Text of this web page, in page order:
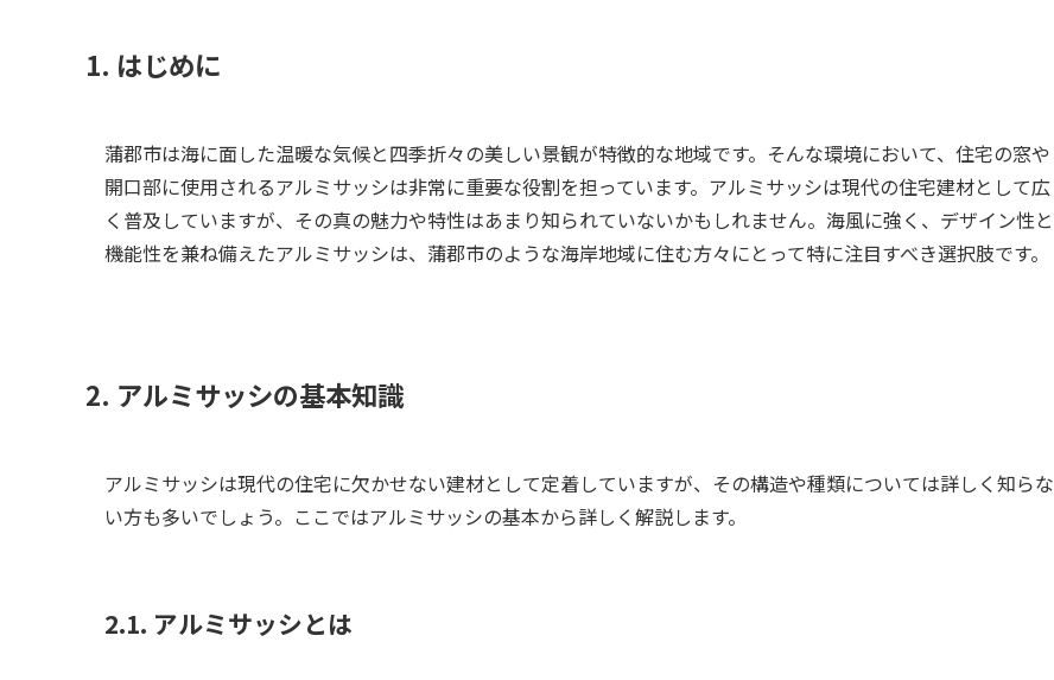
1. はじめに
蒲郡市は海に面した温暖な気候と四季折々の美しい景観が特徴的な地域です。そんな環境において、住宅の窓や
開口部に使用されるアルミサッシは非常に重要な役割を担っています。アルミサッシは現代の住宅建材として広
く普及していますが、その真の魅力や特性はあまり知られていないかもしれません。海風に強く、デザイン性と
機能性を兼ね備えたアルミサッシは、蒲郡市のような海岸地域に住む方々にとって特に注目すべき選択肢です。
2. アルミサッシの基本知識
アルミサッシは現代の住宅に欠かせない建材として定着していますが、その構造や種類については詳しく知らな
い方も多いでしょう。ここではアルミサッシの基本から詳しく解説します。
2.1. アルミサッシとは